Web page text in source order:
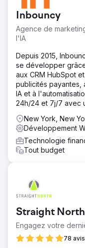
Inbouncy
Agence de
l'IA
Depuis 2015,
se développer
aux CRM HubSpot
publicités payantes,
IA et à
24h/24 et 7j/7 avec
New York, New
Développement
Technologie
Tout budget
Straight North
Engagez votre
78 avis